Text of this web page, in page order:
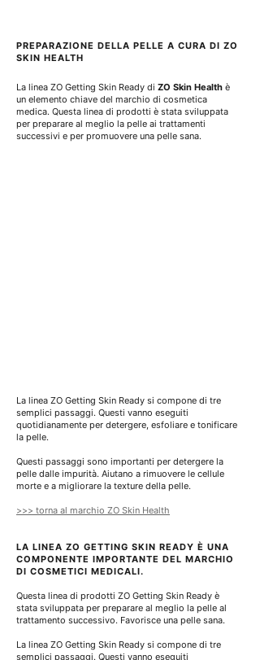
PREPARAZIONE DELLA PELLE A CURA DI ZO
SKIN HEALTH
La linea ZO Getting Skin Ready di ZO Skin Health è
un elemento chiave del marchio di cosmetica
medica. Questa linea di prodotti è stata sviluppata
per preparare al meglio la pelle ai trattamenti
successivi e per promuovere una pelle sana.
La linea ZO Getting Skin Ready si compone di tre
semplici passaggi. Questi vanno eseguiti
quotidianamente per detergere, esfoliare e tonificare
la pelle.
Questi passaggi sono importanti per detergere la
pelle dalle impurità. Aiutano a rimuovere le cellule
morte e a migliorare la texture della pelle.
>>> torna al marchio ZO Skin Health
LA LINEA ZO GETTING SKIN READY È UNA
COMPONENTE IMPORTANTE DEL MARCHIO
DI COSMETICI MEDICALI.
Questa linea di prodotti ZO Getting Skin Ready è
stata sviluppata per preparare al meglio la pelle al
trattamento successivo. Favorisce una pelle sana.
La linea ZO Getting Skin Ready si compone di tre
semplici passaggi. Questi vanno eseguiti